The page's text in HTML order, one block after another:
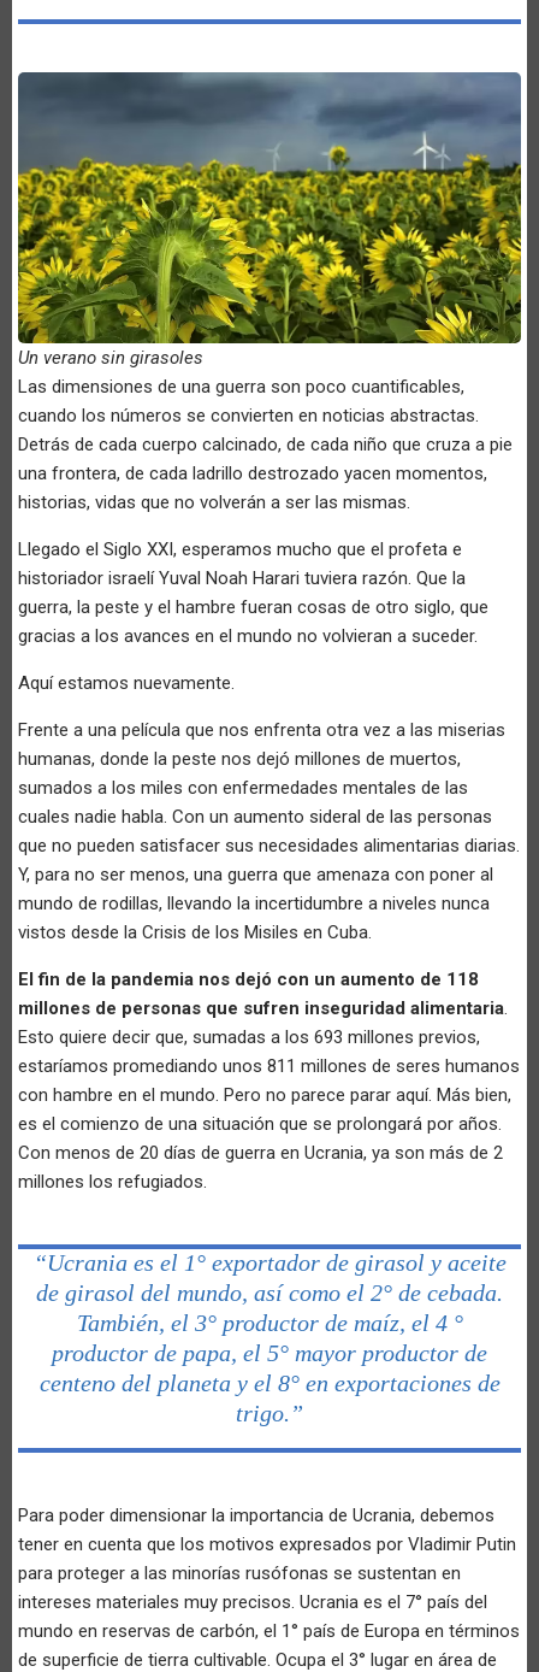
Un verano sin girasoles
Las dimensiones de una guerra son poco cuantificables,
cuando los números se convierten en noticias abstractas.
Detrás de cada cuerpo calcinado, de cada niño que cruza a pie
una frontera, de cada ladrillo destrozado yacen momentos,
historias, vidas que no volverán a ser las mismas.
Llegado el Siglo XXI, esperamos mucho que el profeta e
historiador israelí Yuval Noah Harari tuviera razón. Que la
guerra, la peste y el hambre fueran cosas de otro siglo, que
gracias a los avances en el mundo no volvieran a suceder.
Aquí estamos nuevamente.
Frente a una película que nos enfrenta otra vez a las miserias
humanas, donde la peste nos dejó millones de muertos,
sumados a los miles con enfermedades mentales de las
cuales nadie habla. Con un aumento sideral de las personas
que no pueden satisfacer sus necesidades alimentarias diarias.
Y, para no ser menos, una guerra que amenaza con poner al
mundo de rodillas, llevando la incertidumbre a niveles nunca
vistos desde la Crisis de los Misiles en Cuba.
El fin de la pandemia nos dejó con un aumento de 118
millones de personas que sufren inseguridad alimentaria.
Esto quiere decir que, sumadas a los 693 millones previos,
estaríamos promediando unos 811 millones de seres humanos
con hambre en el mundo. Pero no parece parar aquí. Más bien,
es el comienzo de una situación que se prolongará por años.
Con menos de 20 días de guerra en Ucrania, ya son más de 2
millones los refugiados.
“Ucrania es el 1° exportador de girasol y aceite
de girasol del mundo, así como el 2° de cebada.
También, el 3° productor de maíz, el 4 °
productor de papa, el 5° mayor productor de
centeno del planeta y el 8° en exportaciones de
trigo.”
Para poder dimensionar la importancia de Ucrania, debemos
tener en cuenta que los motivos expresados por Vladimir Putin
para proteger a las minorías rusófonas se sustentan en
intereses materiales muy precisos. Ucrania es el 7° país del
mundo en reservas de carbón, el 1° país de Europa en términos
de superficie de tierra cultivable. Ocupa el 3° lugar en área de